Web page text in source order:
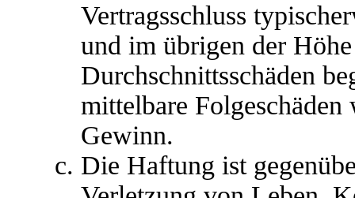
Vertragsschluss
und im übrigen der
Durchschnittsschäden
mittelbare Folgeschäden
Gewinn.
Die Haftung ist